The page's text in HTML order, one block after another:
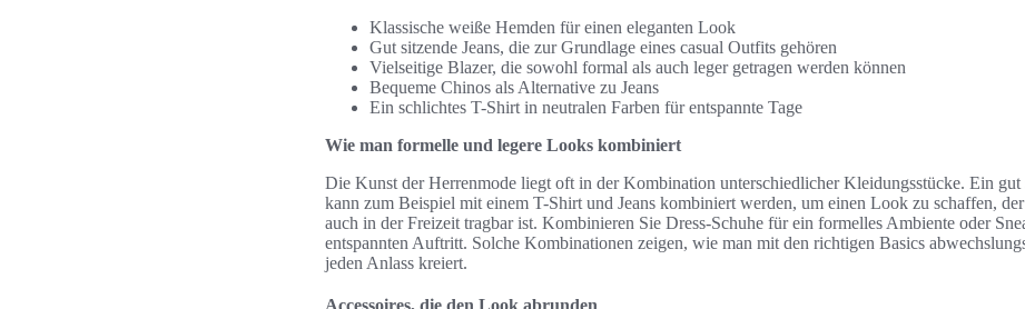
Klassische weiße Hemden für einen eleganten Look
Gut sitzende Jeans, die zur Grundlage eines casual Outfits gehören
Vielseitige Blazer, die sowohl formal als auch leger getragen werden können
Bequeme Chinos als Alternative zu Jeans
Ein schlichtes T-Shirt in neutralen Farben für entspannte Tage
Wie man formelle und legere Looks kombiniert
Die Kunst der Herrenmode liegt oft in der Kombination unterschiedlicher Kleidungsstücke. Ein gut
kann zum Beispiel mit einem T-Shirt und Jeans kombiniert werden, um einen Look zu schaffen,
auch in der Freizeit tragbar ist. Kombinieren Sie Dress-Schuhe für ein formelles Ambiente oder
entspannten Auftritt. Solche Kombinationen zeigen, wie man mit den richtigen Basics
jeden Anlass kreiert.
Accessoires, die den Look abrunden